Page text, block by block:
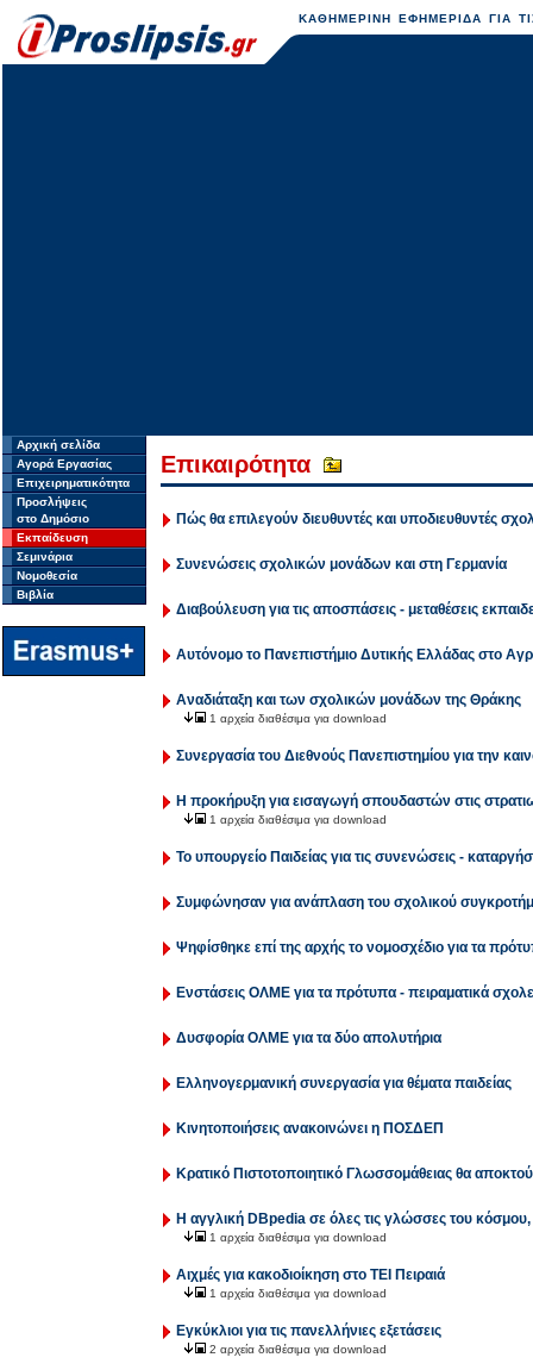
ΚΑΘΗΜΕΡΙΝΗ ΕΦΗΜΕΡΙΔΑ ΓΙΑ
Αρχική σελίδα
Αγορά Εργασίας
Επιχειρηματικότητα
Προσλήψεις
στο Δημόσιο
Εκπαίδευση
Σεμινάρια
Νομοθεσία
Βιβλία
Επικαιρότητα
Πώς θα επιλεγούν διευθυντές και υποδιευθυντές
Συνενώσεις σχολικών μονάδων και στη Γερμανία
Διαβούλευση για τις αποσπάσεις - μεταθέσεις
Αυτόνομο το Πανεπιστήμιο Δυτικής Ελλάδας στο
Αναδιάταξη και των σχολικών μονάδων της Θράκης
1 αρχεία διαθέσιμα για download
Συνεργασία του Διεθνούς Πανεπιστημίου για την
Η προκήρυξη για εισαγωγή σπουδαστών στις
1 αρχεία διαθέσιμα για download
Το υπουργείο Παιδείας για τις συνενώσεις -
Συμφώνησαν για ανάπλαση του σχολικού
Ψηφίσθηκε επί της αρχής το νομοσχέδιο για τα
Ενστάσεις ΟΛΜΕ για τα πρότυπα - πειραματικά
Δυσφορία ΟΛΜΕ για τα δύο απολυτήρια
Ελληνογερμανική συνεργασία για θέματα παιδείας
Κινητοποιήσεις ανακοινώνει η ΠΟΣΔΕΠ
Κρατικό Πιστοτοποιητικό Γλωσσομάθειας θα
Η αγγλική DBpedia σε όλες τις γλώσσες του
1 αρχεία διαθέσιμα για download
Αιχμές για κακοδιοίκηση στο ΤΕΙ Πειραιά
1 αρχεία διαθέσιμα για download
Εγκύκλιοι για τις πανελλήνιες εξετάσεις
2 αρχεία διαθέσιμα για download